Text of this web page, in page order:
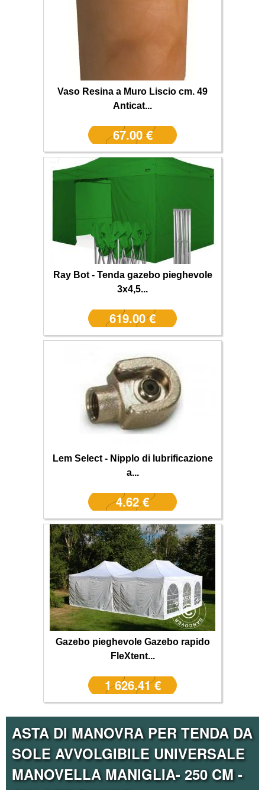
Vaso Resina a Muro Liscio cm. 49
Anticat...
67.00 €
Ray Bot - Tenda gazebo pieghevole
3x4,5...
619.00 €
Lem Select - Nipplo di lubrificazione
a...
4.62 €
Gazebo pieghevole Gazebo rapido
FleXtent...
1 626.41 €
ASTA DI MANOVRA PER TENDA DA
SOLE AVVOLGIBILE UNIVERSALE
MANOVELLA MANIGLIA- 250 CM -